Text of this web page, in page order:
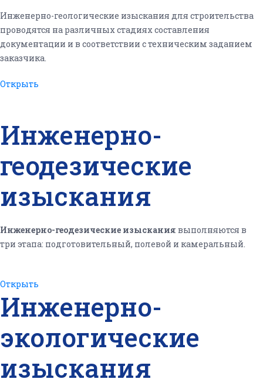
Инженерно-геологические изыскания для строительства
проводятся на различных стадиях составления
документации и в соответствии с техническим заданием
заказчика.
Открыть
Инженерно-
геодезические
изыскания
Инженерно-геодезические изыскания выполняются в
три этапа: подготовительный, полевой и камеральный.
Открыть
Инженерно-
экологические
изыскания